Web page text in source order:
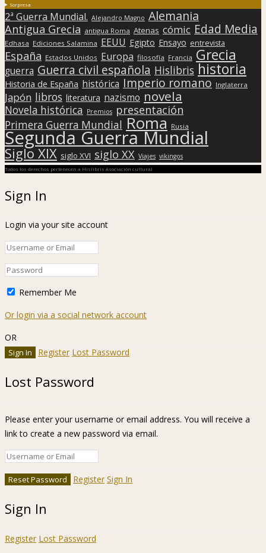
Sorpresa
2ª Guerra Mundial. Alejandro Magno Alemania
Antigua Grecia antigua Roma Atenas cómic Edad Media
Edhasa Ediciones Salamina EEUU Egipto Ensayo entrevista
España Estados Unidos Europa filosofía Francia Grecia
guerra Guerra civil española Hislibris historia
Historia de España histórica Imperio romano Inglaterra
Japón libros literatura nazismo novela
Novela histórica Premios presentación
Primera Guerra Mundial Roma Rusia
Segunda Guerra Mundial
Siglo XIX siglo XVI siglo XX Viajes vikingos
Todos los derechos pertenecen a Hislibris Asociación cultural
Sign In
Login via your site account
Remember Me
Or login via a social network account
OR
Register Lost Password
Lost Password
Please enter your username or email address. You will receive a
link to create a new password via email.
Register Sign In
Sign In
Register Lost Password